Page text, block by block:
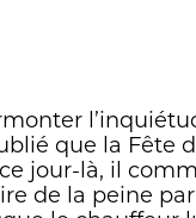
quels traits
présent, car
plus
plus en plus
tout
que la Fête
jour-là, il
de la peine